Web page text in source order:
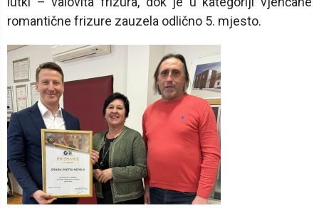
romantične frizure zauzela odlično 5. mjesto.